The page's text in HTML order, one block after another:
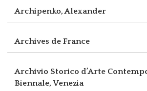
Archipenko, Alexander
Archives de France
Archivio Storico d’Arte
Biennale, Venezia